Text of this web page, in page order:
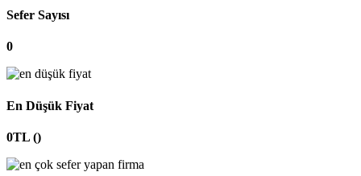
Sefer Sayısı
0
En Düşük Fiyat
0TL ()